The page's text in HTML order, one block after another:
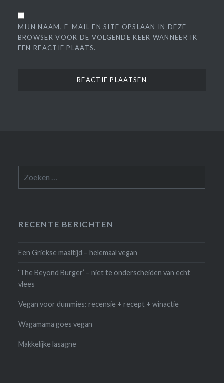
MIJN NAAM, E-MAIL EN SITE OPSLAAN IN DEZE
BROWSER VOOR DE VOLGENDE KEER WANNEER IK
EEN REACTIE PLAATS.
naar:
RECENTE BERICHTEN
Een Griekse maaltijd – helemaal vegan
‘The Beyond Burger’ – niet te onderscheiden van echt
vlees
Vegan voor dummies: recensie + recept + winactie
Wagamama goes vegan
Makkelijke lasagne